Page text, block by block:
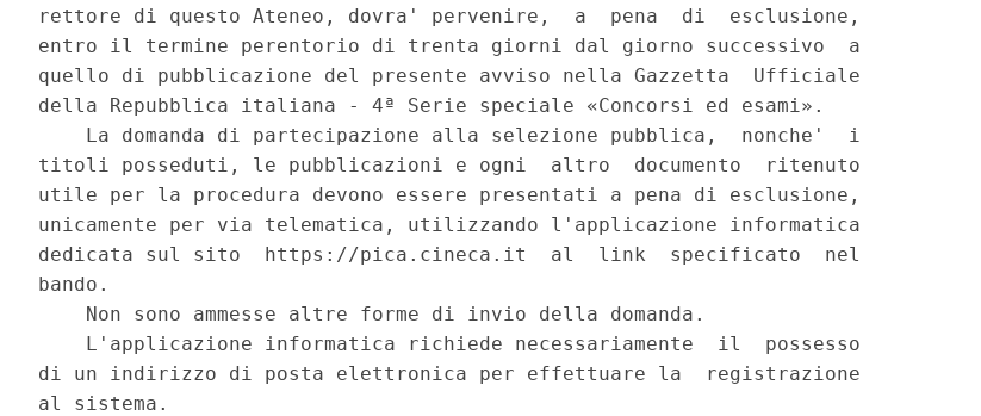
rettore di questo Ateneo, dovra' pervenire,  a  pena  di  esclusione,
entro il termine perentorio di trenta giorni dal giorno successivo  a
quello di pubblicazione del presente avviso nella Gazzetta  Ufficiale
della Repubblica italiana - 4ª Serie speciale «Concorsi ed esami».
    La domanda di partecipazione alla selezione pubblica,  nonche'  i
titoli posseduti, le pubblicazioni e ogni  altro  documento  ritenuto
utile per la procedura devono essere presentati a pena di esclusione,
unicamente per via telematica, utilizzando l'applicazione informatica
dedicata sul sito  https://pica.cineca.it  al  link  specificato  nel
bando.
    Non sono ammesse altre forme di invio della domanda.
    L'applicazione informatica richiede necessariamente  il  possesso
di un indirizzo di posta elettronica per effettuare la  registrazione
al sistema.